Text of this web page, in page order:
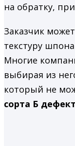
на обратку,
Заказчик
текстуру
Многие
выбирая из
который не
сорта Б